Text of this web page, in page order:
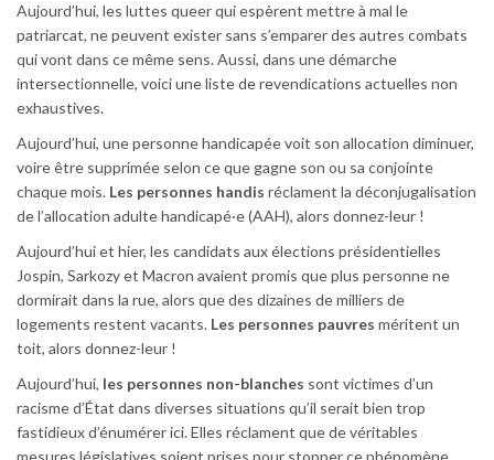
Aujourd’hui, les luttes queer qui espèrent mettre à mal le
patriarcat, ne peuvent exister sans s’emparer des autres combats
qui vont dans ce même sens. Aussi, dans une démarche
intersectionnelle, voici une liste de revendications actuelles non
exhaustives.
Aujourd’hui, une personne handicapée voit son allocation diminuer,
voire être supprimée selon ce que gagne son ou sa conjointe
chaque mois. Les personnes handis réclament la déconjugalisation
de l’allocation adulte handicapé·e (AAH), alors donnez-leur !
Aujourd’hui et hier, les candidats aux élections présidentielles
Jospin, Sarkozy et Macron avaient promis que plus personne ne
dormirait dans la rue, alors que des dizaines de milliers de
logements restent vacants. Les personnes pauvres méritent un
toit, alors donnez-leur !
Aujourd’hui, les personnes non-blanches sont victimes d’un
racisme d’État dans diverses situations qu’il serait bien trop
fastidieux d’énumérer ici. Elles réclament que de véritables